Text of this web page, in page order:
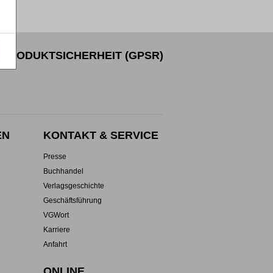
PRODUKTSICHERHEIT (GPSR)
KONTAKT & SERVICE
Presse
Buchhandel
Verlagsgeschichte
Geschäftsführung
VGWort
Karriere
Anfahrt